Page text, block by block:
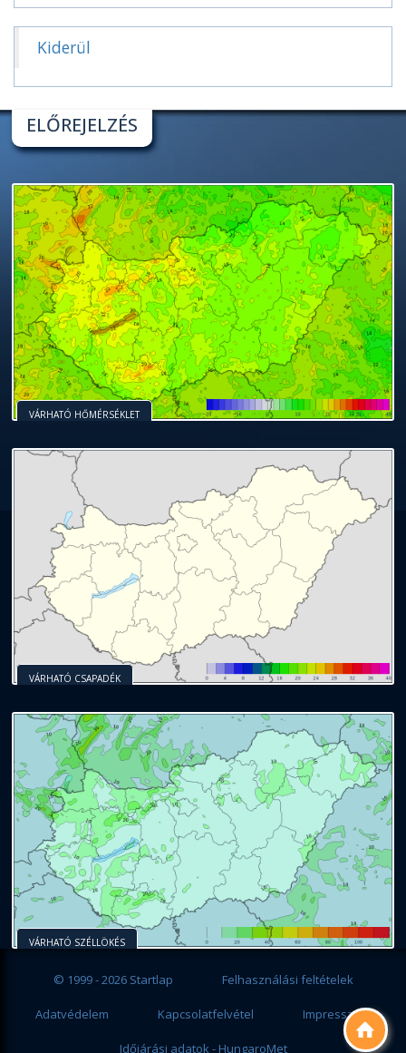

Kiderül
ELŐREJELZÉS
VÁRHATÓ HŐMÉRSÉKLET
VÁRHATÓ CSAPADÉK
VÁRHATÓ SZÉLLÖKÉS
© 1999 - 2026 Startlap Felhasználási feltételek
Adatvédelem Kapcsolatfelvétel Impresszum
Időjárási adatok - HungaroMet